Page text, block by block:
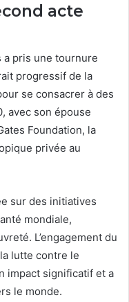
acte
a pris une tournure
progressif de la
se consacrer à des
avec son épouse
Foundation, la
privée au
sur des initiatives
mondiale,
L’engagement du
lutte contre le
impact significatif et a
le monde.